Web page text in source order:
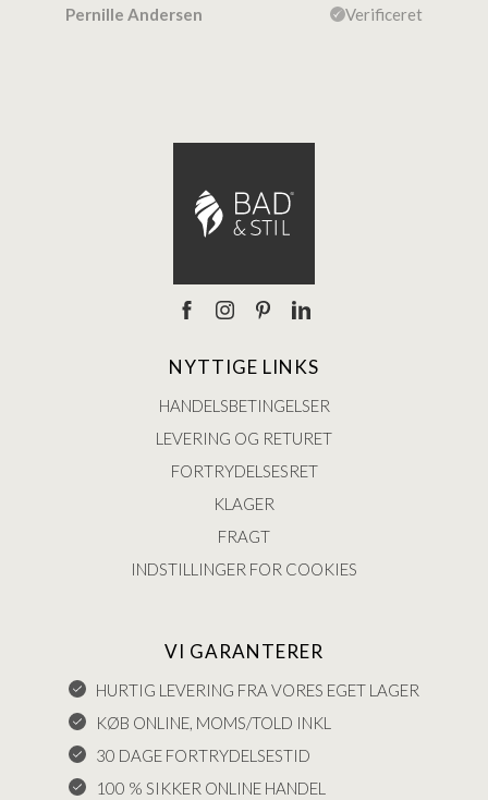
Pernille Andersen
Verificeret
NYTTIGE LINKS
HANDELSBETINGELSER
LEVERING OG RETURET
FORTRYDELSESRET
KLAGER
FRAGT
INDSTILLINGER FOR COOKIES
VI GARANTERER
HURTIG LEVERING FRA VORES EGET LAGER
KØB ONLINE, MOMS/TOLD INKL
30 DAGE FORTRYDELSESTID
100 % SIKKER ONLINE HANDEL